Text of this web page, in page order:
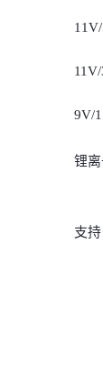
9V/
锂
支持